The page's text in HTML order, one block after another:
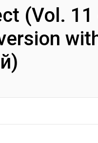
(Vol.